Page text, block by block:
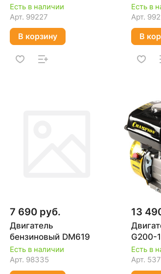
Есть в наличии
Арт. 99227
В корзину
Есть в
Арт.
В
7 690 руб.
Двигатель
бензиновый DM619
Есть в наличии
Арт. 98335
13
G200-
Есть в
Арт.